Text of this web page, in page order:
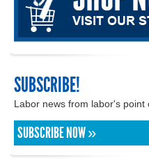
SUBSCRIBE!
Labor news from labor's point
SUBSCRIBE NOW »